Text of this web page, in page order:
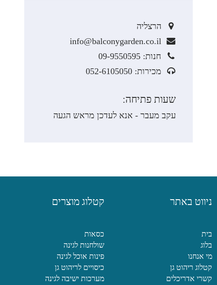
הרצליה
חנות: 09-9550595
מכירות: 052-6105050
שעות פתיחה:
עקב מעבר - אנא לעדכן מראש הגעה
ניווט באתר
בית
בלוג
מי אנחנו
קטלוג ריהוט גן
קשרי אדריכלים
קטלוג מוצרים
כסאות
שולחנות לגינה
פינות אוכל לגינה
כיסויים לריהוט גן
מערכות ישיבה לגינה